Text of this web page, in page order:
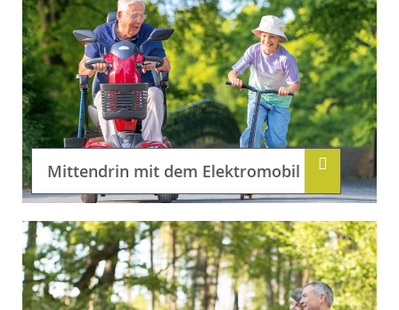
Mittendrin mit dem Elektromobil